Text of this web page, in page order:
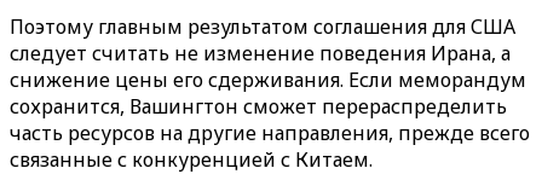
Поэтому главным результатом соглашения для США
следует считать не изменение поведения Ирана, а
снижение цены его сдерживания. Если меморандум
сохранится, Вашингтон сможет перераспределить
часть ресурсов на другие направления, прежде всего
связанные с конкуренцией с Китаем.